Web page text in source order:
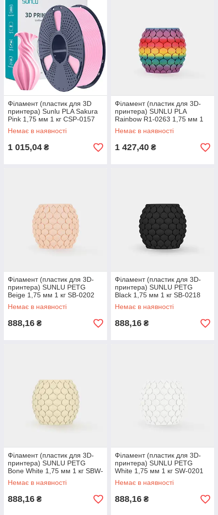
Філамент (пластик для 3D
принтера) Sunlu PLA Sakura
Pink 1,75 мм 1 кг CSP-0157
Немає в наявності
1 015,04 ₴
Філамент (пластик для 3D-
принтера) SUNLU PLA
Rainbow R1-0263 1,75 мм 1
кг
Немає в наявності
1 427,40 ₴
Філамент (пластик для 3D-
принтера) SUNLU PETG
Beige 1,75 мм 1 кг SB-0202
Немає в наявності
888,16 ₴
Філамент (пластик для 3D-
принтера) SUNLU PETG
Black 1,75 мм 1 кг SB-0218
Немає в наявності
888,16 ₴
Філамент (пластик для 3D-
принтера) SUNLU PETG
Bone White 1,75 мм 1 кг SBW-
0365
Немає в наявності
888,16 ₴
Філамент (пластик для 3D-
принтера) SUNLU PETG
White 1,75 мм 1 кг SW-0201
Немає в наявності
888,16 ₴